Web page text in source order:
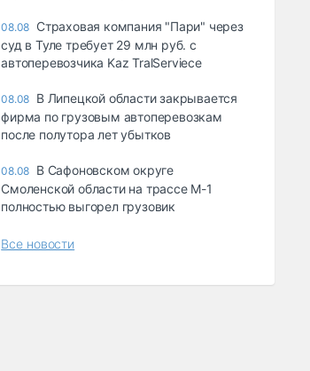
08.08 Страховая компания "Пари" через
суд в Туле требует 29 млн руб. с
автоперевозчика Kaz TralServiece
08.08 В Липецкой области закрывается
фирма по грузовым автоперевозкам
после полутора лет убытков
08.08 В Сафоновском округе
Смоленской области на трассе М-1
полностью выгорел грузовик
Все новости